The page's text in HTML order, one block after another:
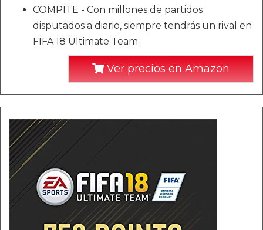
COMPITE - Con millones de partidos
disputados a diario, siempre tendrás un rival en
FIFA 18 Ultimate Team.
Ver precios en Amazon